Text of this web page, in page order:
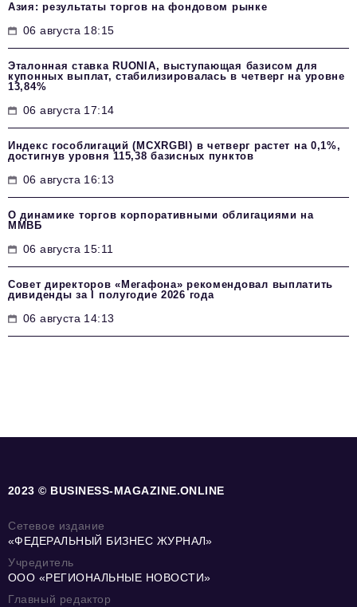
Азия: результаты торгов на фондовом рынке
06 августа 18:15
Эталонная ставка RUONIA, выступающая базисом для
купонных выплат, стабилизировалась в четверг на уровне
13,84%
06 августа 17:14
Индекс гособлигаций (MCXRGBI) в четверг растет на 0,1%,
достигнув уровня 115,38 базисных пунктов
06 августа 16:13
О динамике торгов корпоративными облигациями на
ММВБ
06 августа 15:11
Совет директоров «Мегафона» рекомендовал выплатить
дивиденды за I полугодие 2026 года
06 августа 14:13
2023 © BUSINESS-MAGAZINE.ONLINE
Сетевое издание
«ФЕДЕРАЛЬНЫЙ БИЗНЕС ЖУРНАЛ»
Учредитель
ООО «РЕГИОНАЛЬНЫЕ НОВОСТИ»
Главный редактор